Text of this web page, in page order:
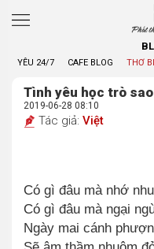
Phát
YÊU 24/7 CAFE BLOG THƠ
Tình yêu học trò
2019-06-28 08:10
Tác giả: Việt
Có gì đâu mà nhớ
Có gì đâu mà ngại
Ngày mai cánh